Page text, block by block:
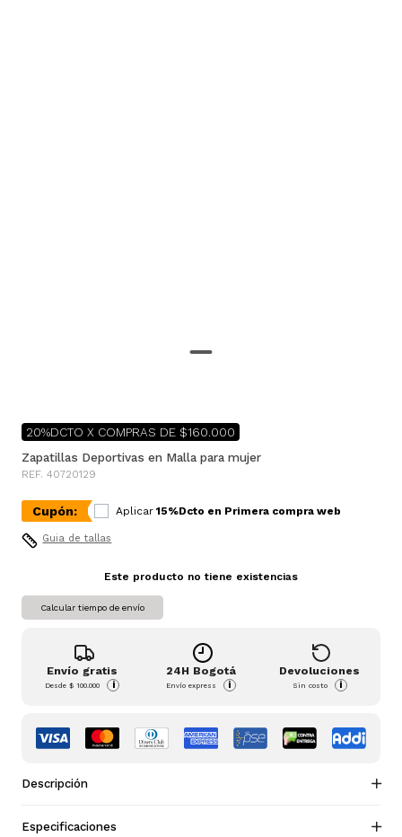
20%DCTO X COMPRAS DE $160.000
Zapatillas Deportivas en Malla para mujer
REF. 40720129
Cupón: Aplicar 15%Dcto en Primera compra web
Guia de tallas
Este producto no tiene existencias
Calcular tiempo de envío
Envío gratis
Desde$ 100.000 i
24H Bogotá
Envío express i
Devoluciones
Sin costo i
Descripción
Especificaciones